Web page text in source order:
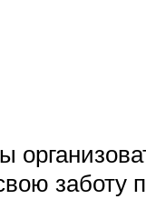
заботу